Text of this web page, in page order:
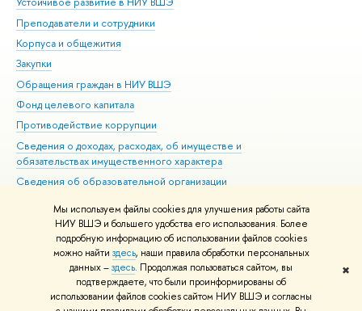
Мы используем файлы cookies для улучшения работы сайта
НИУ ВШЭ и большего удобства его использования. Более
подробную информацию об использовании файлов cookies
можно найти здесь, наши правила обработки персональных
данных –здесь. Продолжая пользоваться сайтом, вы
подтверждаете, что были проинформированы об
использовании файлов cookies сайтом НИУ ВШЭ и согласны
✖
Преподаватели и сотрудники
Корпуса и общежития
Закупки
Обращения граждан в НИУ ВШЭ
Фонд целевого капитала
Противодействие коррупции
Сведения о доходах, расходах, об имуществе и
обязательствах имущественного характера
Сведения об образовательной организации
Людям с ограниченными возможностями здоровья
Единая платежная страница
Работа в Вышке
© НИУ ВШЭ 1993–2026 Адреса и контакты Условия использования